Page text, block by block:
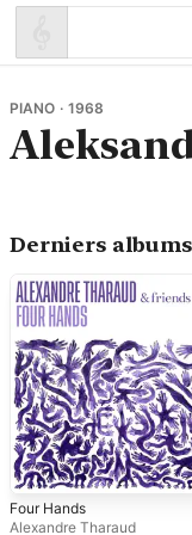
PIANO · 1968
Derniers albums
Four Hands
Alexandre Tharaud